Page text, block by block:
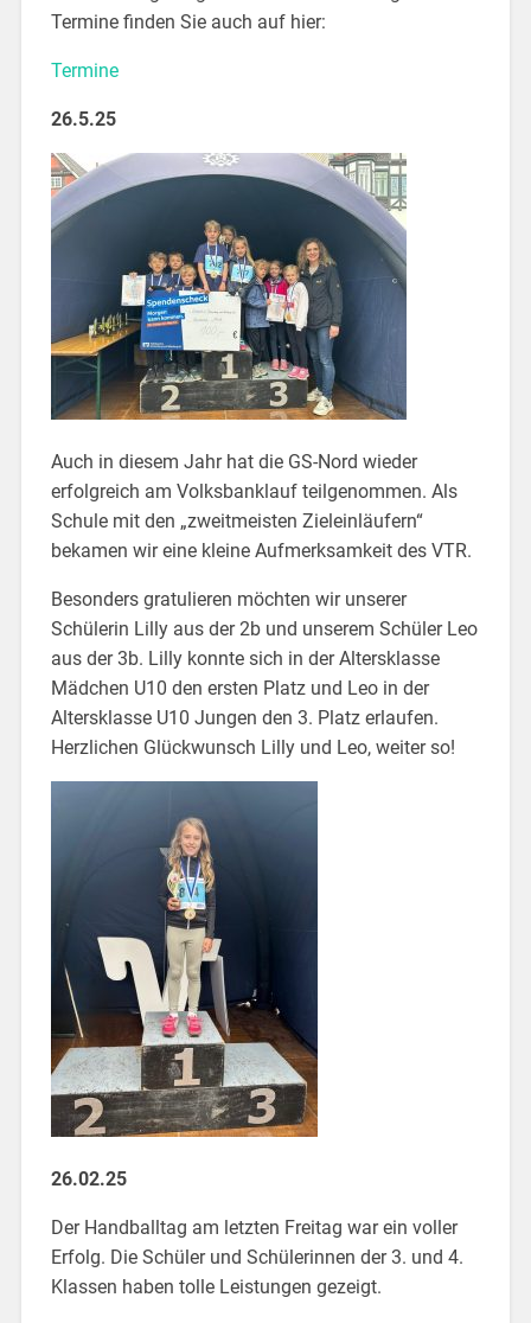
Termine finden Sie auch auf hier:
Termine
26.5.25
Auch in diesem Jahr hat die GS-Nord wieder
erfolgreich am Volksbanklauf teilgenommen. Als
Schule mit den „zweitmeisten Zieleinläufern“
bekamen wir eine kleine Aufmerksamkeit des VTR.
Besonders gratulieren möchten wir unserer
Schülerin Lilly aus der 2b und unserem Schüler Leo
aus der 3b. Lilly konnte sich in der Altersklasse
Mädchen U10 den ersten Platz und Leo in der
Altersklasse U10 Jungen den 3. Platz erlaufen.
Herzlichen Glückwunsch Lilly und Leo, weiter so!
26.02.25
Der Handballtag am letzten Freitag war ein voller
Erfolg. Die Schüler und Schülerinnen der 3. und 4.
Klassen haben tolle Leistungen gezeigt.